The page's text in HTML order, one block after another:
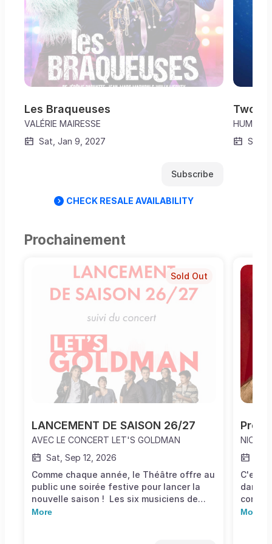
Les Braqueuses
VALÉRIE MAIRESSE
Sat, Jan 9, 2027
Subscribe
CHECK RESALE AVAILABILITY
Two
Sat,
Prochainement
Sold Out
LANCEMENT DE SAISON 26/27
AVEC LE CONCERT LET'S GOLDMAN
Sat, Sep 12, 2026
Comme chaque année, le Théâtre offre au
public une soirée festive pour lancer la
nouvelle saison ! Les six musiciens de
Let’s Goldman - Pour les Autres proposent
More
C'est
dans
au
More